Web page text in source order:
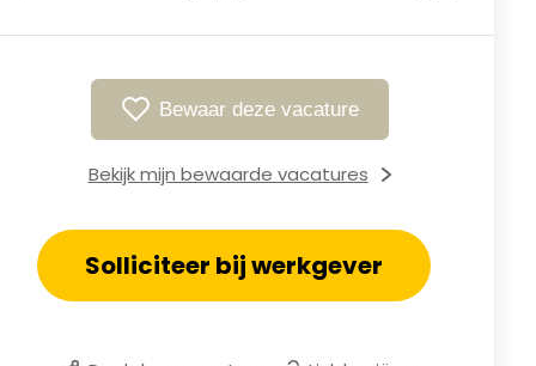
Bewaar deze vacature
Bekijk mijn bewaarde vacatures
Solliciteer bij werkgever